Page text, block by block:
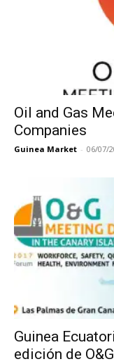
Oil and Gas
Companies
Guinea Market - 06/07/
Guinea
edición de